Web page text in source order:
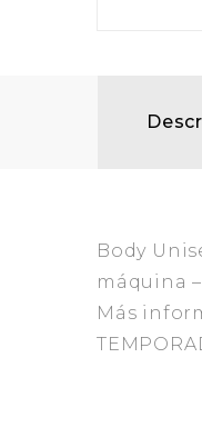
Body
máquina
Más